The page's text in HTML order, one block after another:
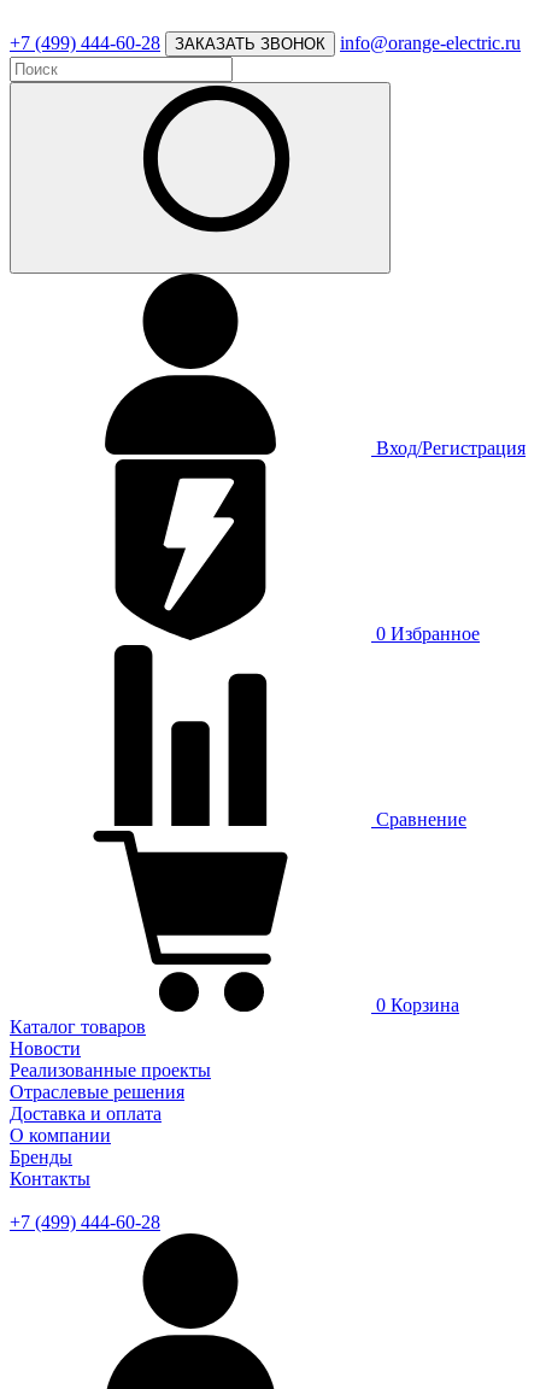
+7 (499) 444-60-28 ЗАКАЗАТЬ ЗВОНОК info@orange-electric.ru
Вход/Регистрация
0 Избранное
Сравнение
0 Корзина
Каталог товаров
Новости
Реализованные проекты
Отраслевые решения
Доставка и оплата
О компании
Бренды
Контакты
+7 (499) 444-60-28